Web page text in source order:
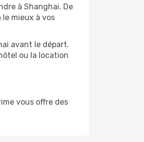
à Shanghai. De
le mieux à vos
avant le départ.
ou la location
vous offre des